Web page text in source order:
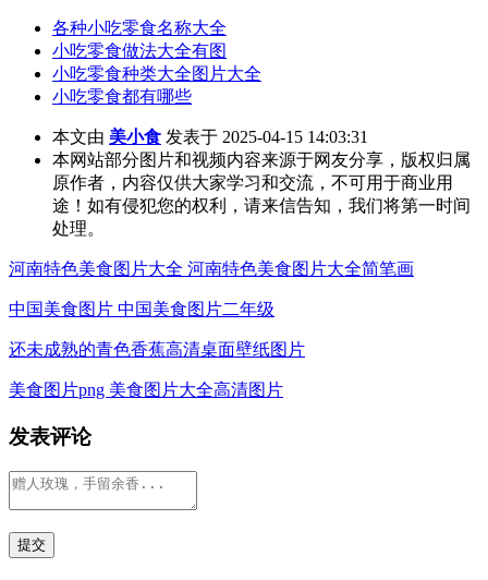
各种小吃零食名称大全
小吃零食做法大全有图
小吃零食种类大全图片大全
小吃零食都有哪些
本文由 美小食 发表于 2025-04-15 14:03:31
本网站部分图片和视频内容来源于网友分享，版权归属
原作者，内容仅供大家学习和交流，不可用于商业用
途！如有侵犯您的权利，请来信告知，我们将第一时间
处理。
河南特色美食图片大全 河南特色美食图片大全简笔画
中国美食图片 中国美食图片二年级
还未成熟的青色香蕉高清桌面壁纸图片
美食图片png 美食图片大全高清图片
发表评论